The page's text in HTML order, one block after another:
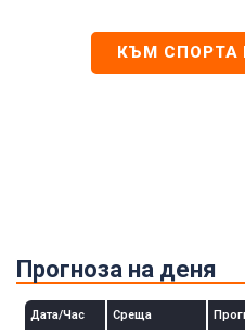
КЪМ СПОРТА
Прогноза на деня
Дата/Час Среща